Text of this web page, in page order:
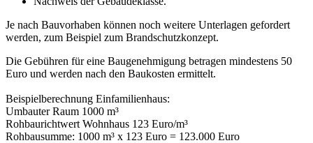
Je nach Bauvorhaben können noch weitere Unterlagen gefordert
werden, zum Beispiel zum Brandschutzkonzept.
Die Gebühren für eine Baugenehmigung betragen mindestens 50
Euro und werden nach den Baukosten ermittelt.
Beispielberechnung Einfamilienhaus:
Umbauter Raum 1000 m³
Rohbaurichtwert Wohnhaus 123 Euro/m³
Rohbausumme: 1000 m³ x 123 Euro = 123.000 Euro